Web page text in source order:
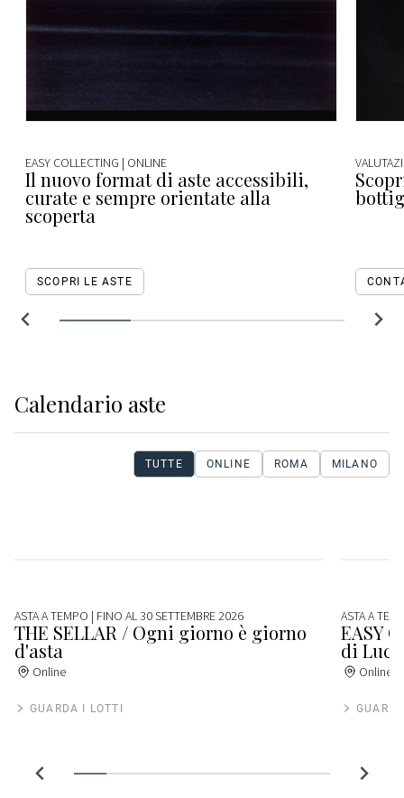
EASY COLLECTING | ONLINE
Il nuovo format di aste accessibili,
curate e sempre orientate alla
scoperta
SCOPRI LE ASTE
Calendario aste
TUTTE ONLINE ROMA MILANO
ASTA A TEMPO | FINO AL 30 SETTEMBRE 2026
THE SELLAR / Ogni giorno è giorno
d'asta
Online
GUARDA I LOTTI
ASTA A
EASY
di Luce
Online